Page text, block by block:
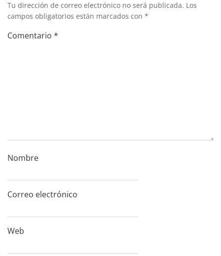
Tu dirección de correo electrónico no será publicada. Los
campos obligatorios están marcados con *
Comentario *
Nombre
Correo electrónico
Web